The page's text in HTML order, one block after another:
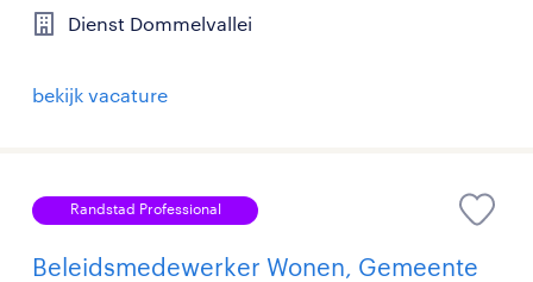
Dienst Dommelvallei
bekijk vacature
Randstad Professional
Beleidsmedewerker Wonen, Gemeente